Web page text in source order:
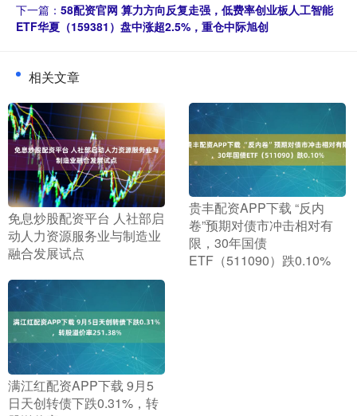
下一篇： 58配资官网 算力方向反复走强，低费率创业板人工智能
ETF华夏（159381）盘中涨超2.5%，重仓中际旭创
相关文章
​免息炒股配资平台 人社部启
动人力资源服务业与制造业
融合发展试点
​贵丰配资APP下载 “反内
卷”预期对债市冲击相对有
限，30年国债
ETF（511090）跌0.10%
​满江红配资APP下载 9月5
日天创转债下跌0.31%，转